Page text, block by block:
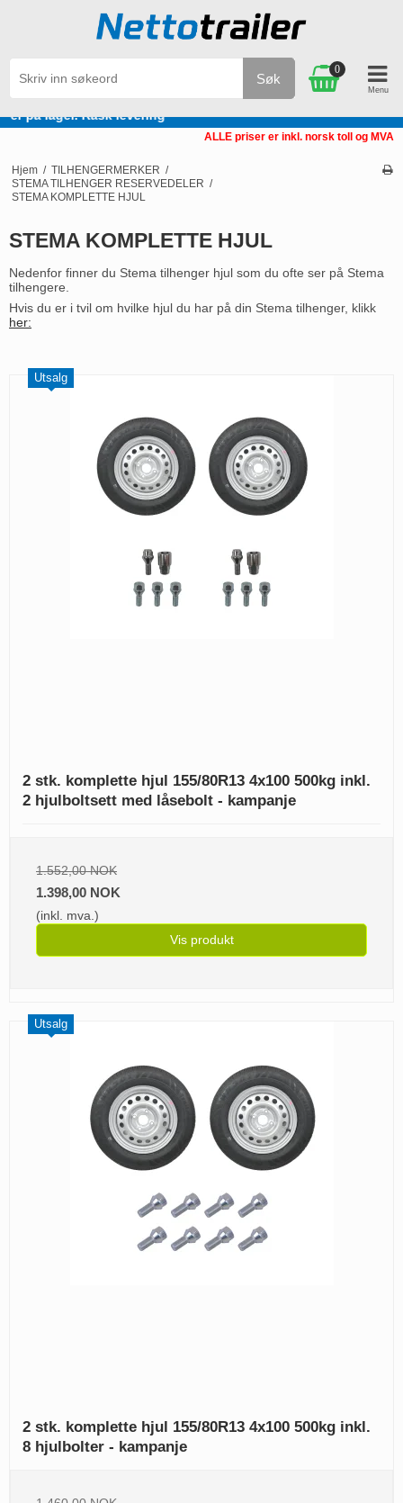
Varer på lager. Rask levering
Søk
0
ALLE priser er inkl. norsk toll og MVA
Hjem / TILHENGERMERKER /
STEMA TILHENGER RESERVEDELER /
STEMA KOMPLETTE HJUL
STEMA KOMPLETTE HJUL
Nedenfor finner du Stema tilhenger hjul som du ofte ser på Stema
tilhengere.
Hvis du er i tvil om hvilke hjul du har på din Stema tilhenger, klikk
her:
Utsalg
2 stk. komplette hjul 155/80R13 4x100 500kg inkl.
2 hjulboltsett med låsebolt - kampanje
1.552,00 NOK
1.398,00 NOK
(inkl. mva.)
Vis produkt
Utsalg
2 stk. komplette hjul 155/80R13 4x100 500kg inkl.
8 hjulbolter - kampanje